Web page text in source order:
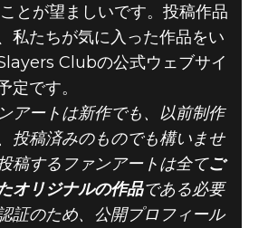
とが望ましいです。投稿作品
私たちが気に入った作品をい
Clubの公式ウェブサイ
定です。
アートは新作でも、以前制作
投稿済みのものでも構いませ
稿するファンアートは全てご
オリジナルの作品である必要
証のため、公開プロフィール